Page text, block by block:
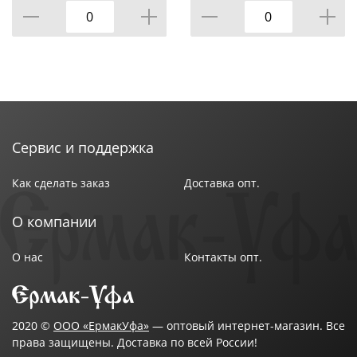
Сервис и поддержка
Как сделать заказ Доставка опт.
О компании
О нас Контакты опт.
2020 © ООО «ЕрмакУфа» — оптовый интернет-магазин. Все
права защищены. Доставка по всей России!